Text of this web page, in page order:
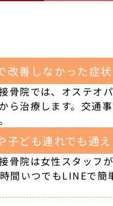
改善しなかった症
骨院では、オステオ
ら治療します。交通
子ども連れでも通
骨院は女性スタッフ
間いつでもLINEで簡